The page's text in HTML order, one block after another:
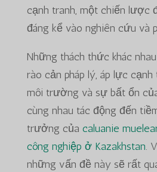
cạnh tranh, một chiến lược
đáng kể vào nghiên cứu và
Những thách thức khác
rào cản pháp lý, áp lực
môi trường và sự bất ổn
cùng nhau tác động đến
trưởng của caluanie
công nghiệp ở Kazakhstan.
những vấn đề này sẽ rất